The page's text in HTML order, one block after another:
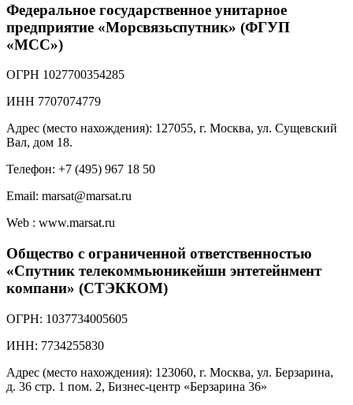
Федеральное государственное унитарное
предприятие «Морсвязьспутник» (ФГУП
«МСС»)
ОГРН 1027700354285
ИНН 7707074779
Адрес (место нахождения): 127055, г. Москва, ул. Сущевский
Вал, дом 18.
Телефон: +7 (495) 967 18 50
Email: marsat@marsat.ru
Web : www.marsat.ru
Общество с ограниченной ответственностью
«Спутник телекоммьюникейшн энтетейнмент
компани» (СТЭККОМ)
ОГРН: 1037734005605
ИНН: 7734255830
Адрес (место нахождения): 123060, г. Москва, ул. Берзарина,
д. 36 стр. 1 пом. 2, Бизнес-центр «Берзарина 36»